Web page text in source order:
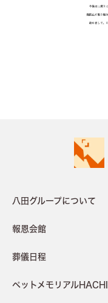
八田グループについて
報恩会館
葬儀日程
ペットメモリアルHACHI